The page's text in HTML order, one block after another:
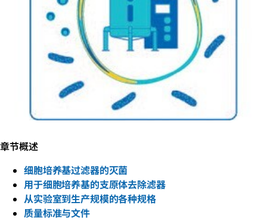
章节概述
细胞培养基过滤器的灭菌
用于细胞培养基的支原体去除滤器
从实验室到生产规模的各种规格
质量标准与文件